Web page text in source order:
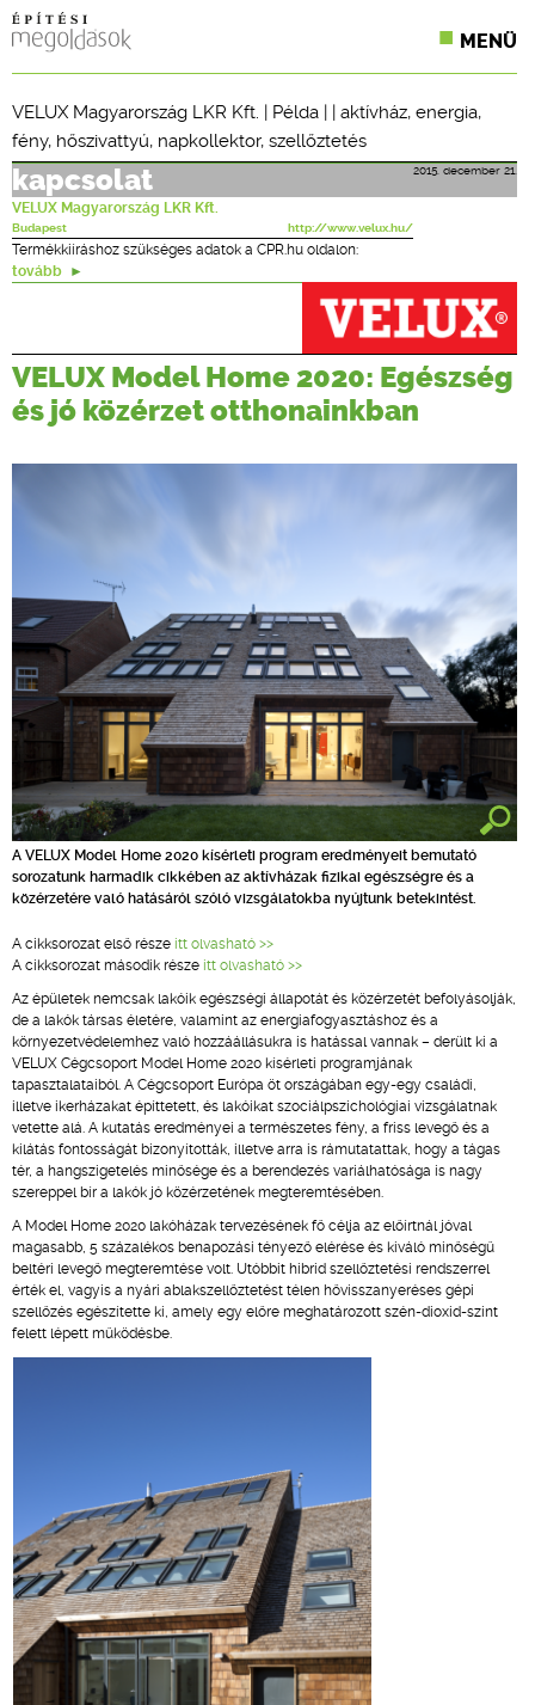
MENÜ
SZAKLAPOK
CPR TERMÉKKIÍRÁS
ÉPÍTÉSI JOG
ONLINE KÉPZÉSEK
TERVEZÉSI SEGÉDLETEK
VELUX Magyarország LKR Kft. | Példa | | aktívház, energia,
fény, hőszivattyú, napkollektor, szellőztetés
2015. december 21.
kapcsolat
VELUX Magyarország LKR Kft.
Budapest http://www.velux.hu/
Termékkiíráshoz szükséges adatok a CPR.hu oldalon:
tovább
VELUX Model Home 2020: Egészség
és jó közérzet otthonainkban
A VELUX Model Home 2020 kísérleti program eredményeit bemutató
sorozatunk harmadik cikkében az aktívházak fizikai egészségre és a
közérzetére való hatásáról szóló vizsgálatokba nyújtunk betekintést.
A cikksorozat első része itt olvasható >>
A cikksorozat második része itt olvasható >>
Az épületek nemcsak lakóik egészségi állapotát és közérzetét befolyásolják,
de a lakók társas életére, valamint az energiafogyasztáshoz és a
környezetvédelemhez való hozzáállásukra is hatással vannak – derült ki a
VELUX Cégcsoport Model Home 2020 kísérleti programjának
tapasztalataiból. A Cégcsoport Európa öt országában egy-egy családi,
illetve ikerházakat építtetett, és lakóikat szociálpszichológiai vizsgálatnak
vetette alá. A kutatás eredményei a természetes fény, a friss levegő és a
kilátás fontosságát bizonyították, illetve arra is rámutatattak, hogy a tágas
tér, a hangszigetelés minősége és a berendezés variálhatósága is nagy
szereppel bír a lakók jó közérzetének megteremtésében.
A Model Home 2020 lakóházak tervezésének fő célja az előírtnál jóval
magasabb, 5 százalékos benapozási tényező elérése és kiváló minőségű
beltéri levegő megteremtése volt. Utóbbit hibrid szellőztetési rendszerrel
érték el, vagyis a nyári ablakszellőztetést télen hővisszanyeréses gépi
szellőzés egészítette ki, amely egy előre meghatározott szén-dioxid-szint
felett lépett működésbe.